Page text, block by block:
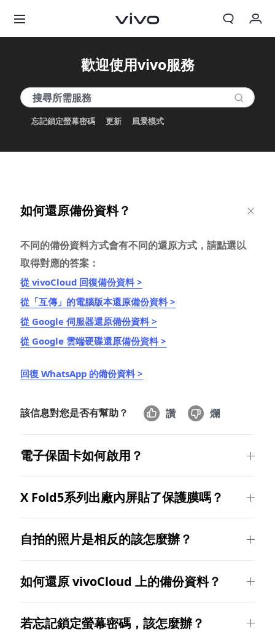
Select Location
登入/註冊
歡迎使用vivo服務
忘記鎖定螢幕密碼 更新 風景模式
如何還原備份資料？
不同的備份資料方式會有不同的還原方式，請點選以
取得對應的答案：
從 vivoCloud 回復備份資料 >
從「互傳」的電腦版本還原備份資料 >
從 Google 伺服器還原備份資料 >
從 Google 雲端硬碟還原備份資料 >
回復 WhatsApp 的備份資料 >
該信息對您是否有幫助？ 讚 爛
電子保固卡如何啟用？
X Fold5系列出廠內屏貼了保護膜嗎？
自拍的照片是相反的該怎麼辦？
如何還原 vivoCloud 上的備份資料？
若忘記鎖定螢幕密碼，該怎麼辦？